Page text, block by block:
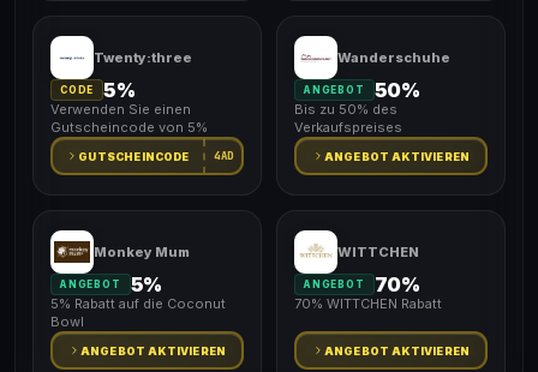
Twenty:three
CODE 5%
Verwenden Sie einen
Gutscheincode von 5%
GUTSCHEINCODE 4AD
Wanderschuhe
ANGEBOT 50%
Bis zu 50% des
Verkaufspreises
ANGEBOT AKTIVIEREN
Monkey Mum
ANGEBOT 5%
5% Rabatt auf die Coconut
Bowl
ANGEBOT AKTIVIEREN
WITTCHEN
ANGEBOT 70%
70% WITTCHEN Rabatt
ANGEBOT AKTIVIEREN